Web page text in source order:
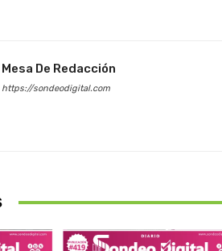
Mesa De Redacción
https://sondeodigital.com